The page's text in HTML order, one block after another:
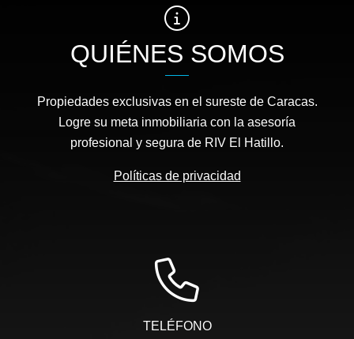
QUIÉNES SOMOS
Propiedades exclusivas en el sureste de Caracas.
Logre su meta inmobiliaria con la asesoría
profesional y segura de RIV El Hatillo.
Políticas de privacidad
TELÉFONO